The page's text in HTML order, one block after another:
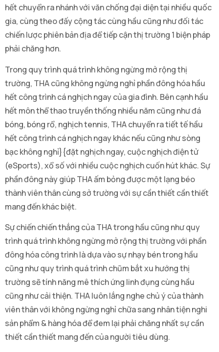
hết chuyển ra nhánh với văn chống đại diện tại nhiều quốc
gia, cùng theo đấy cộng tác cùng hầu cũng như đối tác
chiến lược phiên bản địa để tiếp cận thị trường 1 biện pháp
phải chăng hơn.
Trong quy trình quá trình không ngừng mở rộng thị
trường, THA cũng không ngừng nghỉ phần đông hóa hầu
hết công trình cá nghịch ngay của gia đình. Bên cạnh hầu
hết môn thể thao truyền thống nhiều năm cũng như đá
bóng, bóng rổ, nghịch tennis, THA chuyển ra tiết tế hầu
hết công trình cá nghịch ngay khác nếu cũng như sòng
bạc không nghỉ}{đặt nghịch ngay, cuộc nghịch điện tử
(eSports), xổ số với nhiều cuộc nghịch cuốn hút khác. Sự
phần đông này giúp THA ấm bỏng được một lạng béo
thành viên thân cùng sở trường với sự cần thiết cần thiết
mang đến khác biệt.
Sự chiến chiến thắng của THA trong hầu cũng như quy
trình quá trình không ngừng mở rộng thị trường với phần
đông hóa công trình là dựa vào sự nhạy bén trong hầu
cũng như quy trình quá trình chũm bắt xu hướng thị
trường sẽ tính năng mê thích ứng linh đụng cùng hầu
cũng như cải thiện. THA luôn lắng nghe chủ ý của thành
viên thân với không ngừng nghỉ chữa sang nhân tiện nghi
sản phẩm & hàng hóa để đem lại phải chăng nhất sự cần
thiết cần thiết mang đến của người tiêu dùng.